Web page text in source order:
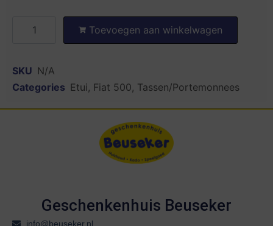
Toevoegen aan winkelwagen
SKU N/A
Categories Etui, Fiat 500, Tassen/Portemonnees
Geschenkenhuis Beuseker
info@beuseker.nl